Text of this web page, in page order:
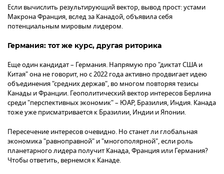
Если вычислить результирующий вектор, вывод прост: устами
Макрона Франция, вслед за Канадой, объявила себя
потенциальным мировым лидером.
Германия: тот же курс, другая риторика
Еще один кандидат – Германия. Напрямую про "диктат США и
Китая" она не говорит, но с 2022 года активно продвигает идею
объединения "средних держав", во многом повторяя тезисы
Канады и Франции. Геополитический вектор интересов Берлина
среди "перспективных экономик" – ЮАР, Бразилия, Индия. Канада
тоже уже присматривается к Бразилии, Индии и Японии.
Пересечение интересов очевидно. Но станет ли глобальная
экономика "равноправной" и "многополярной", если роль
планетарного лидера получит Канада, Франция или Германия?
Чтобы ответить, вернемся к Канаде.